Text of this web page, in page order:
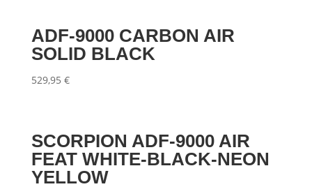
ADF-9000 CARBON AIR
SOLID BLACK
529,95 €
SCORPION ADF-9000 AIR
FEAT WHITE-BLACK-NEON
YELLOW